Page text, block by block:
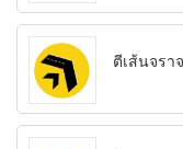
ตีเส้นจรา